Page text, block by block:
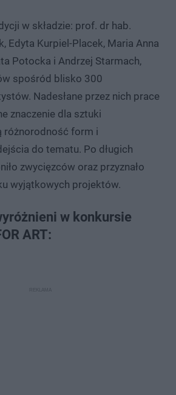
w składzie: prof. dr hab.
Edyta Kurpiel-Placek, Maria Anna
Potocka i Andrzej Starmach,
spośród blisko 300
Nadesłane przez nich prace
znaczenie dla sztuki
różnorodność form i
do tematu. Po długich
zwycięzców oraz przyznało
wyjątkowych projektów.
w konkursie
ART: